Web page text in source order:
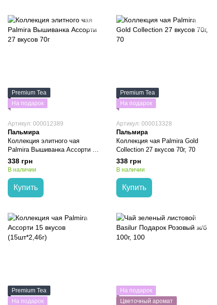
Premium Tea
На подарок
Артикул: 000012389
Пальмира
Коллекция элитного чая
Palmira Вышиванка Ассорти 27
вкусов 70г
338 грн
В наличии
Купить
Premium Tea
На подарок
Артикул: 000013328
Пальмира
Коллекция чая Palmira Gold
Collection 27 вкусов 70г, 70
338 грн
В наличии
Купить
Premium Tea
На подарок
На подарок
Цветочный аромат